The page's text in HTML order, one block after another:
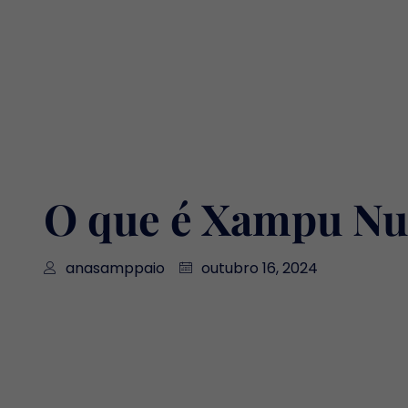
O que é Xampu
anasamppaio outubro 16, 2024